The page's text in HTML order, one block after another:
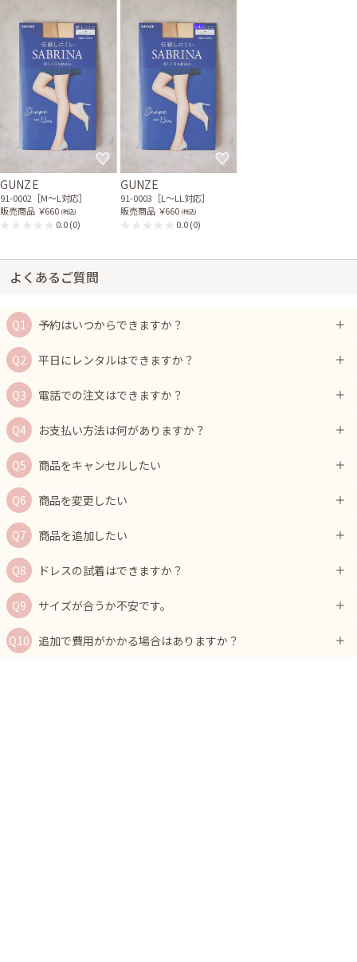
GUNZE
91-0002［M〜L対応］
販売商品 ￥660 (税込)
0.0(0)
GUNZE
91-0003［L〜LL対応］
販売商品 ￥660 (税込)
0.0(0)
よくあるご質問
予約はいつからできますか？
平日にレンタルはできますか？
電話での注文はできますか？
お支払い方法は何がありますか？
商品をキャンセルしたい
商品を変更したい
商品を追加したい
ドレスの試着はできますか？
サイズが合うか不安です。
追加で費用がかかる場合はありますか？